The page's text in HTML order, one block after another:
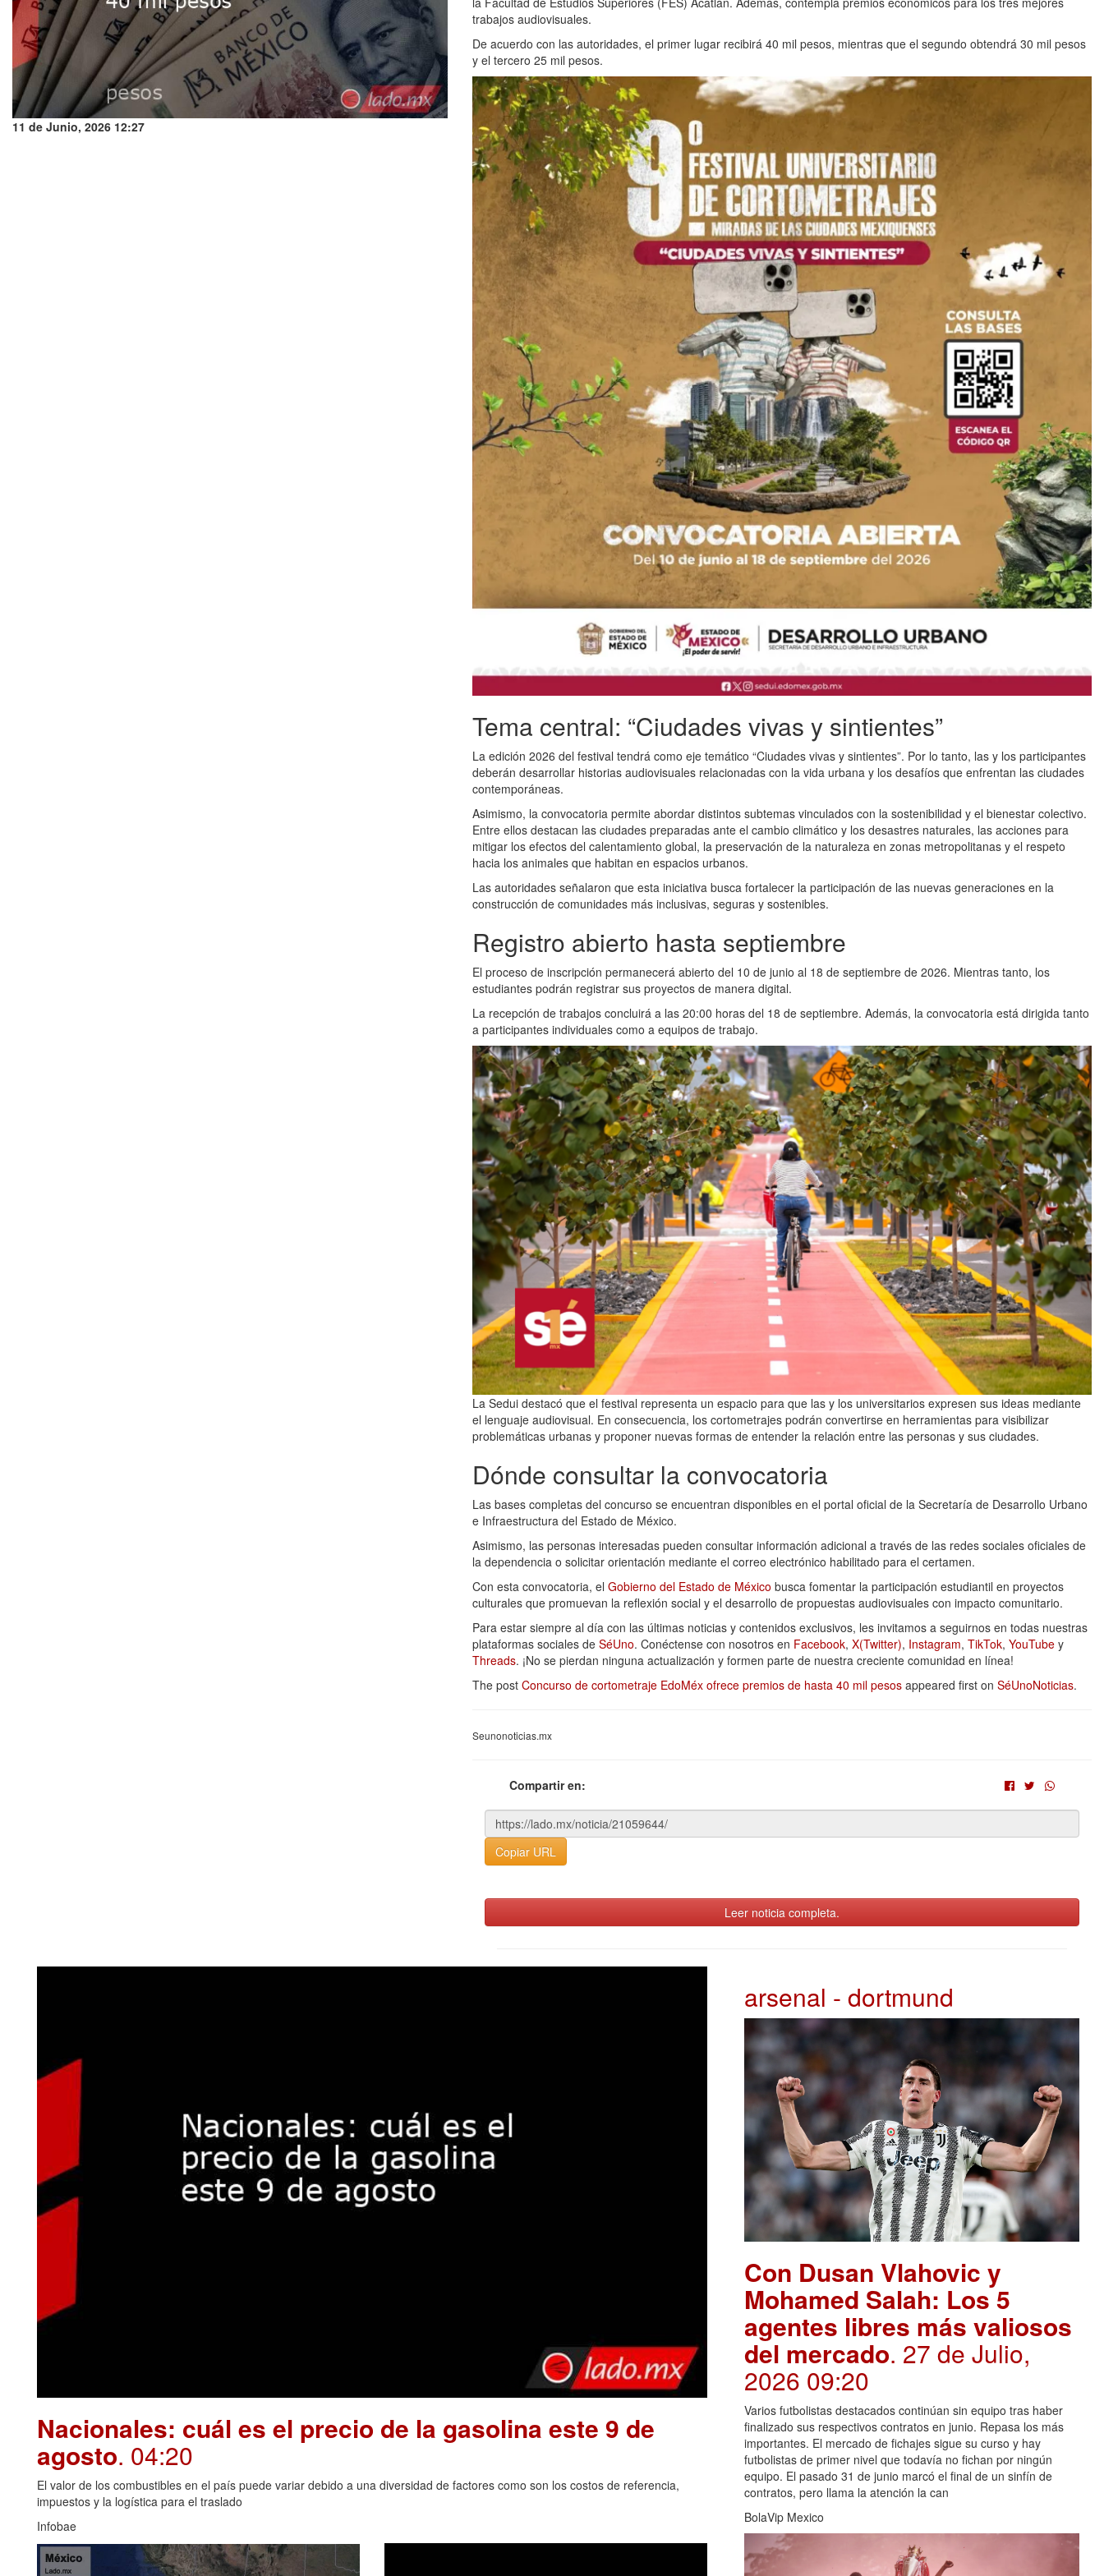
11 de Junio, 2026 12:27
trabajos audiovisuales.
De acuerdo con las autoridades, el primer lugar recibirá 40 mil pesos, mientras que el segundo obtendrá 30 mil pesos
y el tercero 25 mil pesos.
Tema central: “Ciudades vivas y sintientes”
La edición 2026 del festival tendrá como eje temático “Ciudades vivas y sintientes”. Por lo tanto, las y los participantes
deberán desarrollar historias audiovisuales relacionadas con la vida urbana y los desafíos que enfrentan las ciudades
contemporáneas.
Asimismo, la convocatoria permite abordar distintos subtemas vinculados con la sostenibilidad y el bienestar colectivo.
Entre ellos destacan las ciudades preparadas ante el cambio climático y los desastres naturales, las acciones para
mitigar los efectos del calentamiento global, la preservación de la naturaleza en zonas metropolitanas y el respeto
hacia los animales que habitan en espacios urbanos.
Las autoridades señalaron que esta iniciativa busca fortalecer la participación de las nuevas generaciones en la
construcción de comunidades más inclusivas, seguras y sostenibles.
Registro abierto hasta septiembre
El proceso de inscripción permanecerá abierto del 10 de junio al 18 de septiembre de 2026. Mientras tanto, los
estudiantes podrán registrar sus proyectos de manera digital.
La recepción de trabajos concluirá a las 20:00 horas del 18 de septiembre. Además, la convocatoria está dirigida tanto
a participantes individuales como a equipos de trabajo.
La Sedui destacó que el festival representa un espacio para que las y los universitarios expresen sus ideas mediante
el lenguaje audiovisual. En consecuencia, los cortometrajes podrán convertirse en herramientas para visibilizar
problemáticas urbanas y proponer nuevas formas de entender la relación entre las personas y sus ciudades.
Dónde consultar la convocatoria
Las bases completas del concurso se encuentran disponibles en el portal oficial de la Secretaría de Desarrollo Urbano
e Infraestructura del Estado de México.
Asimismo, las personas interesadas pueden consultar información adicional a través de las redes sociales oficiales de
la dependencia o solicitar orientación mediante el correo electrónico habilitado para el certamen.
Con esta convocatoria, el Gobierno del Estado de México busca fomentar la participación estudiantil en proyectos
culturales que promuevan la reflexión social y el desarrollo de propuestas audiovisuales con impacto comunitario.
Para estar siempre al día con las últimas noticias y contenidos exclusivos, les invitamos a seguirnos en todas nuestras
plataformas sociales de SéUno. Conéctense con nosotros en Facebook, X(Twitter), Instagram, TikTok, YouTube y
Threads. ¡No se pierdan ninguna actualización y formen parte de nuestra creciente comunidad en línea!
The post Concurso de cortometraje EdoMéx ofrece premios de hasta 40 mil pesos appeared first on SéUnoNoticias.
Seunonoticias.mx
Compartir en:
Copiar URL
Leer noticia completa.
Nacionales: cuál es el precio de la gasolina este 9 de
agosto. 04:20
El valor de los combustibles en el país puede variar debido a una diversidad de factores como son los costos de referencia,
impuestos y la logística para el traslado
Infobae
arsenal - dortmund
Con Dusan Vlahovic y
Mohamed Salah: Los 5
agentes libres más valiosos
del mercado. 27 de Julio,
2026 09:20
Varios futbolistas destacados continúan sin equipo tras haber
finalizado sus respectivos contratos en junio. Repasa los más
importantes. El mercado de fichajes sigue su curso y hay
futbolistas de primer nivel que todavía no fichan por ningún
equipo. El pasado 31 de junio marcó el final de un sinfín de
contratos, pero llama la atención la can
BolaVip Mexico